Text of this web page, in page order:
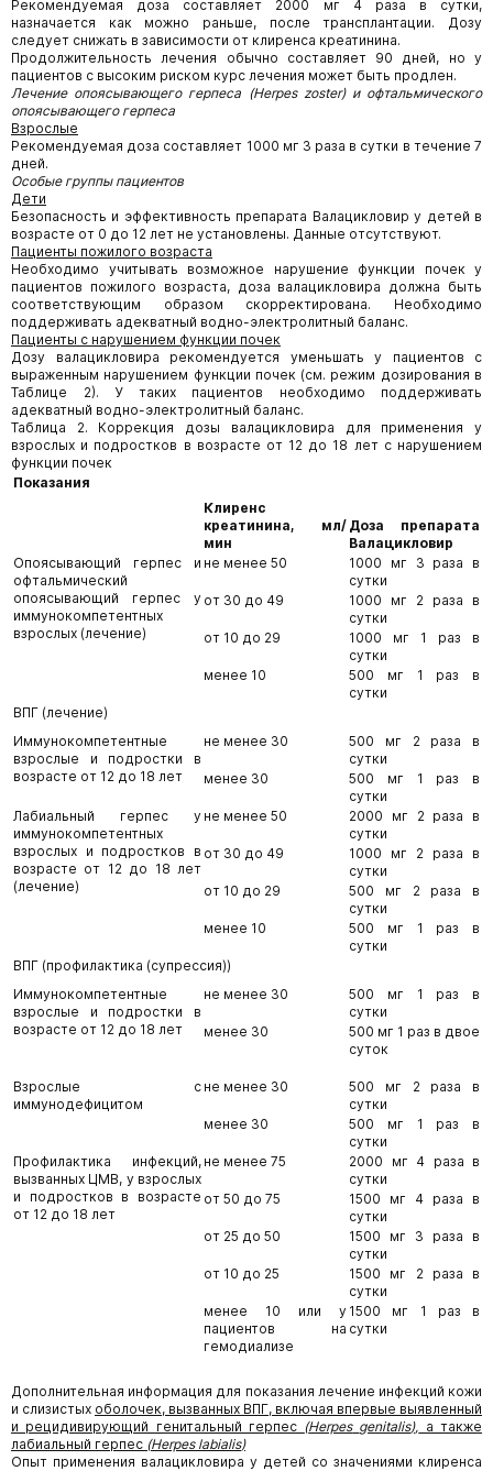
Рекомендуемая доза составляет 2000 мг 4 раза в сутки,
назначается как можно раньше, после трансплантации. Дозу
следует снижать в зависимости от клиренса креатинина.
Продолжительность лечения обычно составляет 90 дней, но у
пациентов с высоким риском курс лечения может быть продлен.
Лечение опоясывающего герпеса (Herpes zoster) и офтальмического
опоясывающего герпеса
Взрослые
Рекомендуемая доза составляет 1000 мг 3 раза в сутки в течение 7
дней.
Особые группы пациентов
Дети
Безопасность и эффективность препарата Валацикловир у детей в
возрасте от 0 до 12 лет не установлены. Данные отсутствуют.
Пациенты пожилого возраста
Необходимо учитывать возможное нарушение функции почек у
пациентов пожилого возраста, доза валацикловира должна быть
соответствующим образом скорректирована. Необходимо
поддерживать адекватный водно-электролитный баланс.
Пациенты с нарушением функции почек
Дозу валацикловира рекомендуется уменьшать у пациентов с
выраженным нарушением функции почек (см. режим дозирования в
Таблице 2). У таких пациентов необходимо поддерживать
адекватный водно-электролитный баланс.
Таблица 2. Коррекция дозы валацикловира для применения у
взрослых и подростков в возрасте от 12 до 18 лет с нарушением
функции почек
Показания
Клиренс
креатинина, мл/
мин
Доза препарата
Валацикловир
Опоясывающий герпес и
офтальмический
опоясывающий герпес у
иммунокомпетентных
взрослых (лечение)
не менее 50
1000 мг 3 раза в
сутки
от 30 до 49
1000 мг 2 раза в
сутки
от 10 до 29
1000 мг 1 раз в
сутки
менее 10
500 мг 1 раз в
сутки
ВПГ (лечение)
Иммунокомпетентные
взрослые и подростки в
возрасте от 12 до 18 лет
не менее 30
500 мг 2 раза в
сутки
менее 30
500 мг 1 раз в
сутки
Лабиальный герпес у
иммунокомпетентных
взрослых и подростков в
возрасте от 12 до 18 лет
(лечение)
не менее 50
2000 мг 2 раза в
сутки
от 30 до 49
1000 мг 2 раза в
сутки
от 10 до 29
500 мг 2 раза в
сутки
менее 10
500 мг 1 раз в
сутки
ВПГ (профилактика (супрессия))
Иммунокомпетентные
взрослые и подростки в
возрасте от 12 до 18 лет
не менее 30
500 мг 1 раз в
сутки
менее 30
500 мг 1 раз в двое
суток
Взрослые с
иммунодефицитом
не менее 30
500 мг 2 раза в
сутки
менее 30
500 мг 1 раз в
сутки
Профилактика инфекций,
вызванных ЦМВ, у взрослых
и подростков в возрасте
от 12 до 18 лет
не менее 75
2000 мг 4 раза в
сутки
от 50 до 75
1500 мг 4 раза в
сутки
от 25 до 50
1500 мг 3 раза в
сутки
от 10 до 25
1500 мг 2 раза в
сутки
менее 10 или у
пациентов на
гемодиализе
1500 мг 1 раз в
сутки
Дополнительная информация для показания лечение инфекций кожи
и слизистых оболочек, вызванных ВПГ, включая впервые выявленный
и рецидивирующий генитальный герпес (Herpes genitalis), а также
лабиальный герпес (Herpes labialis)
Опыт применения валацикловира у детей со значениями клиренса